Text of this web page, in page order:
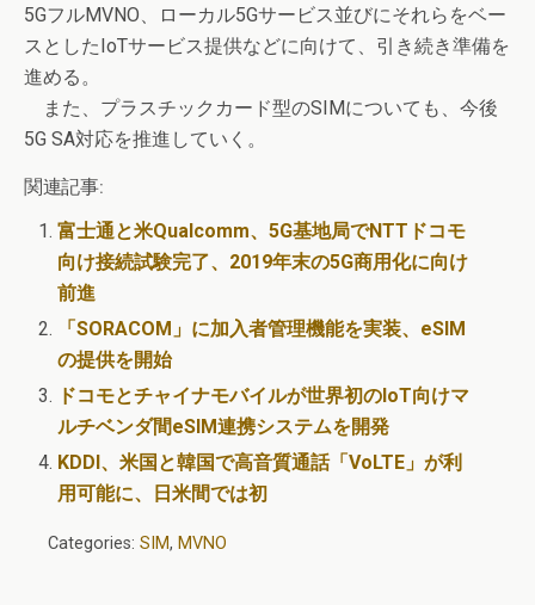
5GフルMVNO、ローカル5Gサービス並びにそれらをベー
スとしたIoTサービス提供などに向けて、引き続き準備を
進める。
また、プラスチックカード型のSIMについても、今後
5G SA対応を推進していく。
関連記事:
富士通と米Qualcomm、5G基地局でNTTドコモ
向け接続試験完了、2019年末の5G商用化に向け
前進
「SORACOM」に加入者管理機能を実装、eSIM
の提供を開始
ドコモとチャイナモバイルが世界初のIoT向けマ
ルチベンダ間eSIM連携システムを開発
KDDI、米国と韓国で高音質通話「VoLTE」が利
用可能に、日米間では初
Categories: SIM, MVNO